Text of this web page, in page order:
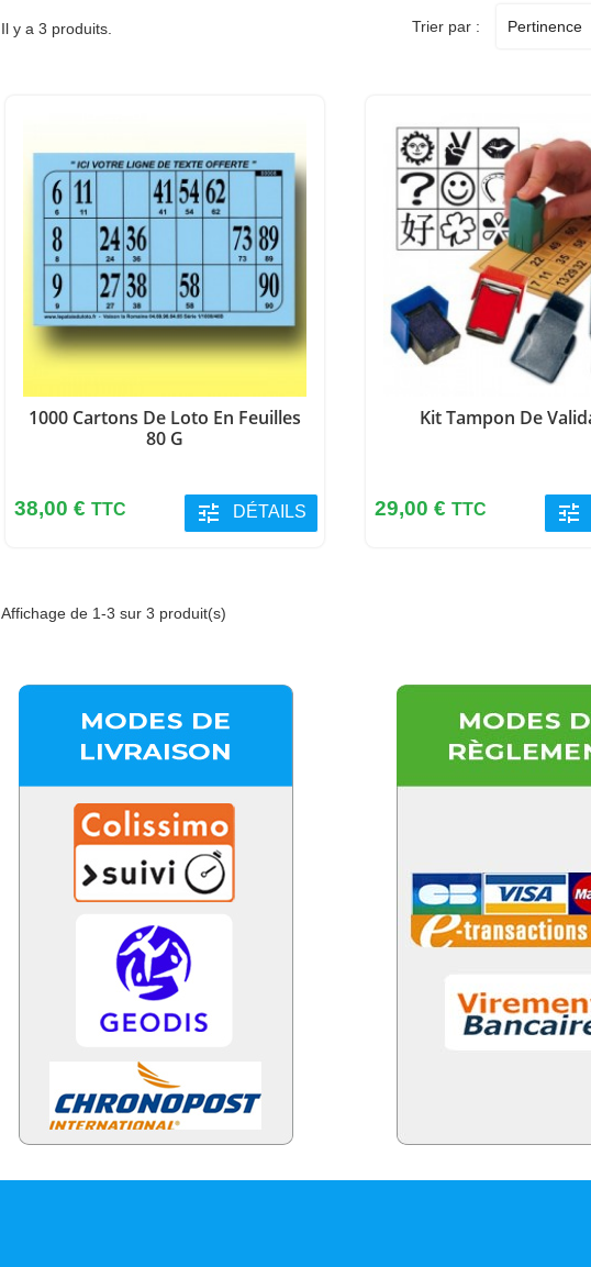
Il y a 3 produits. Trier par : Pertinence
1000 Cartons De Loto En Feuilles
80 G
Prix
38,00 € TTC tune DÉTAILS
Kit Tampon De
Prix
29,00 €TTC tune
Affichage de 1-3 sur 3 produit(s)